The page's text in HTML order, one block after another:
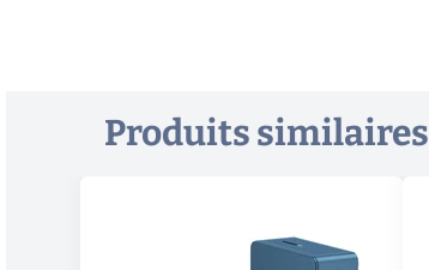
Produits similaires